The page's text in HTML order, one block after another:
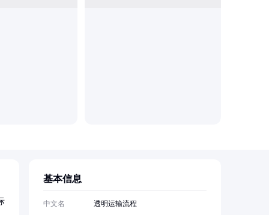
基本信息
中文名
透明运输流程